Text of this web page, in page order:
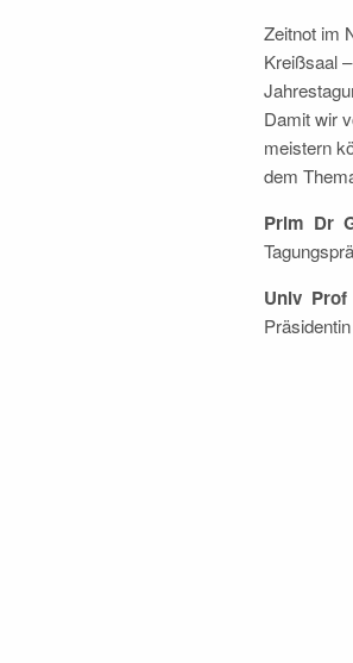
Zeitnot im
Kreißsaal
Damit wir
meistern
dem
Prim Dr
Univ Prof